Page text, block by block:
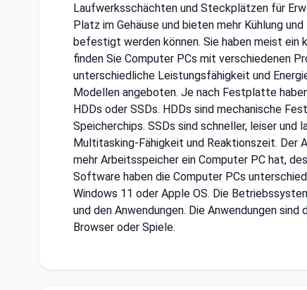
Laufwerksschächten und Steckplätzen für
Platz im Gehäuse und bieten mehr Kühlung
befestigt werden können. Sie haben meist ein
finden Sie Computer PCs mit verschiedenen
unterschiedliche Leistungsfähigkeit und
Modellen angeboten. Je nach Festplatte
HDDs oder SSDs. HDDs sind mechanische
Speicherchips. SSDs sind schneller, leiser
Multitasking-Fähigkeit und Reaktionszeit. Der
mehr Arbeitsspeicher ein Computer PC hat,
Software haben die Computer PCs
Windows 11 oder Apple OS. Die
und den Anwendungen. Die Anwendungen
Browser oder Spiele.